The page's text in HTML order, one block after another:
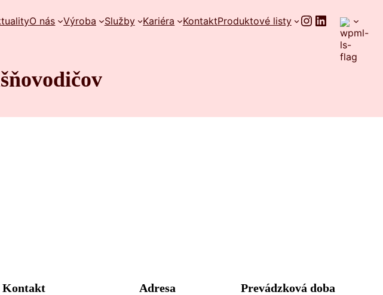
O nás Výroba Služby Kariéra KontaktProduktové listy Instagram
LinkedIn
Kontakt Adresa Prevádzková doba